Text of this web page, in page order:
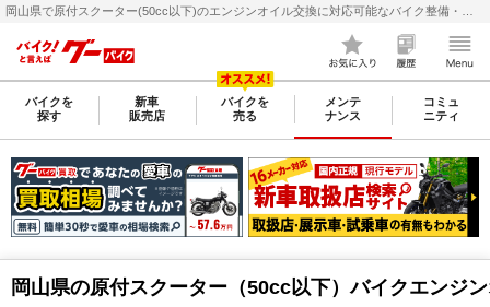
バイクを
探す
新車
販売店
バイクを
売る
メンテ
ナンス
コミュ
ニティ
岡山県の原付スクーター（50cc以下）バイクエンジ